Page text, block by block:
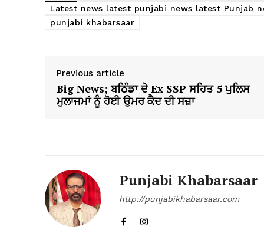
Latest news latest punjabi news latest Punjab
punjabi khabarsaar
Previous article
Big News; ਬਠਿੰਡਾ ਦੇ Ex SSP ਸਹਿਤ 5 ਪੁਲਿਸ
ਮੁਲਾਜਮਾਂ ਨੂੰ ਹੋਈ ਉਮਰ ਕੈਦ ਦੀ ਸਜ਼ਾ
Punjabi Khabarsaar
http://punjabikhabarsaar.com